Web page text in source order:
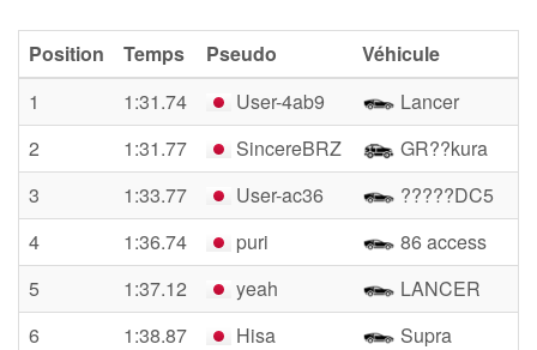
Position Temps Pseudo
Véhicule
1
1:31.74 User-4ab9
Lancer
2
1:31.77 SincereBRZ
GR??kura
3
1:33.77 User-ac36
?????DC5
4
1:36.74 puri
86 access
5
1:37.12 yeah
LANCER
6
1:38.87 Hisa
Supra